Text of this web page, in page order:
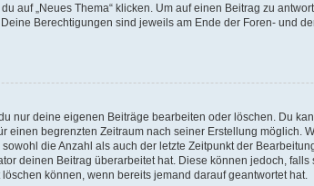
auf „Neues Thema“ klicken. Um auf einen Beitrag zu
Berechtigungen sind jeweils am Ende der Foren- und
nur deine eigenen Beiträge bearbeiten oder löschen. Du
einen begrenzten Zeitraum nach seiner Erstellung möglich.
die Anzahl als auch der letzte Zeitpunkt der
deinen Beitrag überarbeitet hat. Diese können jedoch,
können, wenn bereits jemand darauf geantwortet hat.